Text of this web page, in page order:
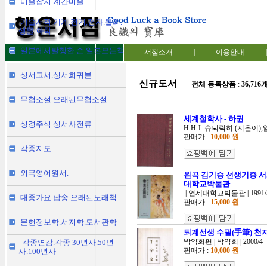
서점소개 이용안내
기술서적.기계.전기.전자.물리.
생물.화학
일본에서발행한 순 일본모든책
성서고서.성서희귀본
무협소설.오래된무협소설
성경주석 성서사전류
각종지도
외국영어원서.
대중가요.팝송.오래된노래책
문헌정보학.서지학.도서관학
각종연감.각종 30년사.50년
사.100년사
신규도서 전체 등록상품: 36,716
세계철학사 - 하권
H.H J. 슈퇴릭히 (지은이),
판매가 : 10,000 원
원곡 김기승 선생기증
대학교박물관
| 연세대학교박물관 |
판매가 : 15,000 원
퇴계선생 수필(手筆) 천
박약회편 | 박약회 | 2000/4
판매가 : 10,000 원